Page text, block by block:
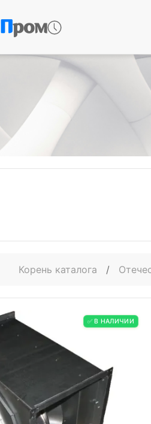
Пром
Корень каталога /
✅ В НАЛИЧИИ